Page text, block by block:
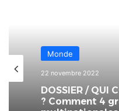
Monde
22 novembre 2022
DOSSIER / QUI
? Comment 4